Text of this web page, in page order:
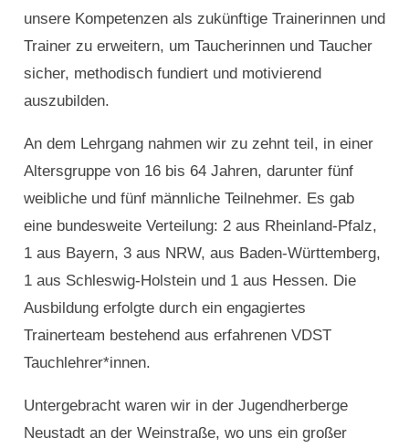
unsere Kompetenzen als zukünftige Trainerinnen und
Trainer zu erweitern, um Taucherinnen und Taucher
sicher, methodisch fundiert und motivierend
auszubilden.
An dem Lehrgang nahmen wir zu zehnt teil, in einer
Altersgruppe von 16 bis 64 Jahren, darunter fünf
weibliche und fünf männliche Teilnehmer. Es gab
eine bundesweite Verteilung: 2 aus Rheinland-Pfalz,
1 aus Bayern, 3 aus NRW, aus Baden-Württemberg,
1 aus Schleswig-Holstein und 1 aus Hessen. Die
Ausbildung erfolgte durch ein engagiertes
Trainerteam bestehend aus erfahrenen VDST
Tauchlehrer*innen.
Untergebracht waren wir in der Jugendherberge
Neustadt an der Weinstraße, wo uns ein großer